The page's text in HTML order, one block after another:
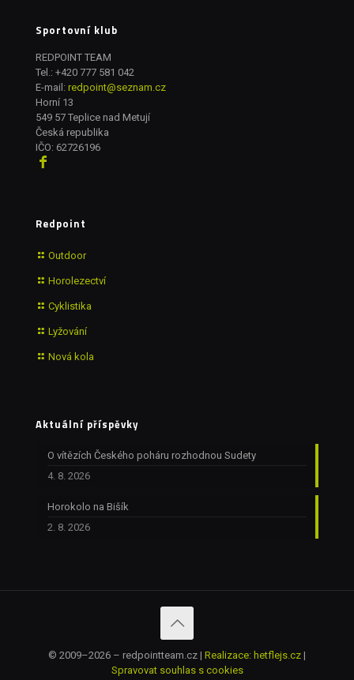
Sportovní klub
REDPOINT TEAM
Tel.: +420 777 581 042
E-mail: redpoint@seznam.cz
Horní 13
549 57 Teplice nad Metují
Česká republika
IČO: 62726196
Redpoint
Outdoor
Horolezectví
Cyklistika
Lyžování
Nová kola
Aktuální příspěvky
O vítězích Českého poháru rozhodnou Sudety
4. 8. 2026
Horokolo na Bišík
2. 8. 2026
© 2009–2026 – redpointteam.cz | Realizace: hetflejs.cz |
Spravovat souhlas s cookies